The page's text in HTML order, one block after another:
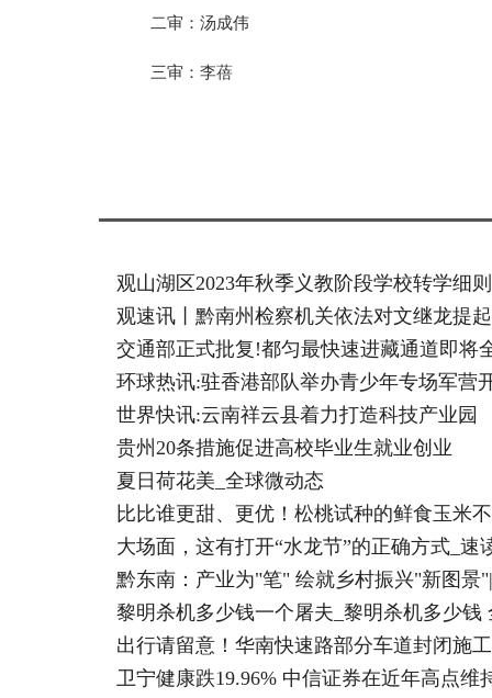
二审：汤成伟
三审：李蓓
观山湖区2023年秋季义教阶段学校转学细
观速讯丨黔南州检察机关依法对文继龙提
交通部正式批复!都匀最快速进藏通道即将
环球热讯:驻香港部队举办青少年专场军营
世界快讯:云南祥云县着力打造科技产业园
贵州20条措施促进高校毕业生就业创业
夏日荷花美_全球微动态
比比谁更甜、更优！松桃试种的鲜食玉
大场面，这有打开“水龙节”的正确方式_速
黔东南：产业为"笔" 绘就乡村振兴"新图景
黎明杀机多少钱一个屠夫_黎明杀机多少钱
出行请留意！华南快速路部分车道封闭施
卫宁健康跌19.96% 中信证券在近年高点维